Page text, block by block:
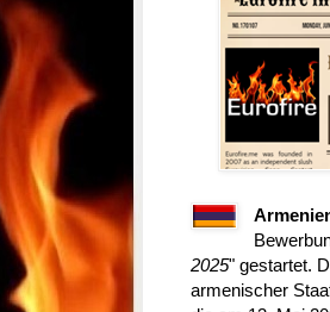
2025" gestartet.
armenischer